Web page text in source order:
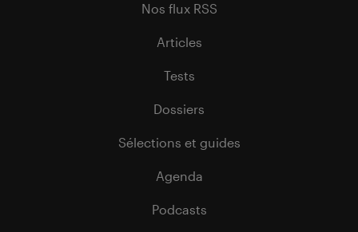
Nos flux RSS
Articles
Tests
Dossiers
Sélections et guides
Agenda
Podcasts